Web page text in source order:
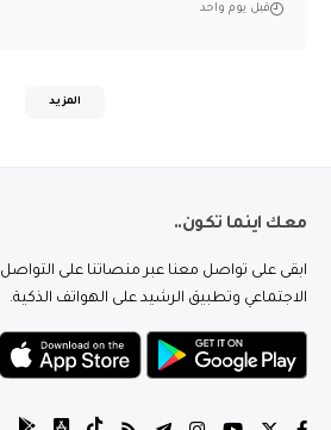
قبل يوم واحد
المزيد
معك اينما تكون..
ابقى على تواصل معنا عبر منصاتنا على التواصل
الاجتماعي وتطبيق الرشيد على الهواتف الذكية.